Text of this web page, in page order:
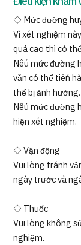
◇ Mức đường
Vì xét nghiệm
quá cao thì có
Nếu mức đường
vẫn có thể tiến
thể bị ảnh hưởng.
Nếu mức đường
hiện xét nghiệm.
◇ Vận động
Vui lòng tránh
ngày trước và
◇ Thuốc
Vui lòng không
nghiệm.